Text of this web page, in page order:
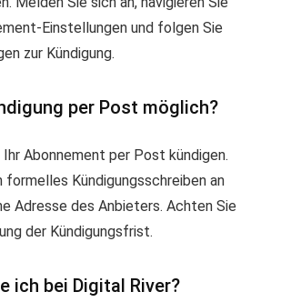
Einstellungen und folgen Sie
zur Kündigung.
per Post möglich?
Ihr Abonnement per Post kündigen.
formelles Kündigungsschreiben an
Adresse des Anbieters. Achten Sie
der Kündigungsfrist.
ich bei Digital River?